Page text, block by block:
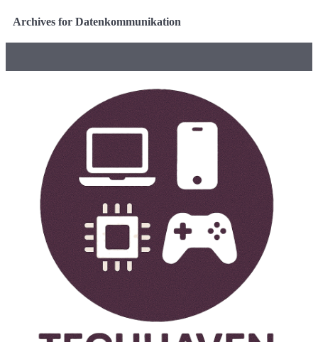
Archives for Datenkommunikation